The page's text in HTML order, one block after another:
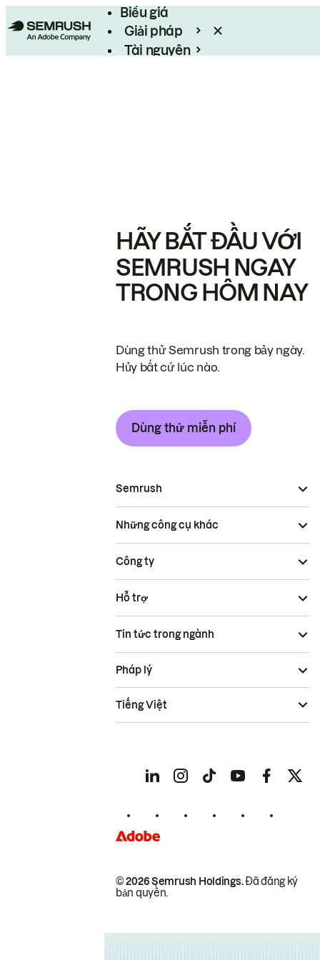
Biểu giá
Giải pháp
Tài nguyên
HÃY BẮT ĐẦU VỚI
SEMRUSH NGAY
TRONG HÔM NAY
Dùng thử Semrush trong bảy ngày.
Hủy bất cứ lúc nào.
Dùng thử miễn phí
Semrush
Những công cụ khác
Công ty
Hỗ trợ
Tin tức trong ngành
© 2026 Semrush Holdings.Đã đăng ký
bản quyền.
Pháp lý
Tiếng Việt